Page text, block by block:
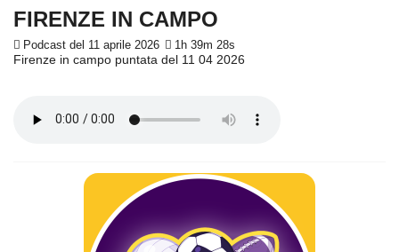
FIRENZE IN CAMPO
Podcast del 11 aprile 2026 1h 39m 28s
Firenze in campo puntata del 11 04 2026